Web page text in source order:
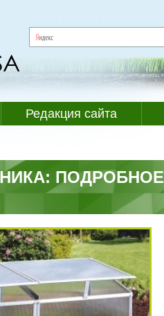
Редакция сайта
ПОДРОБНОЕ